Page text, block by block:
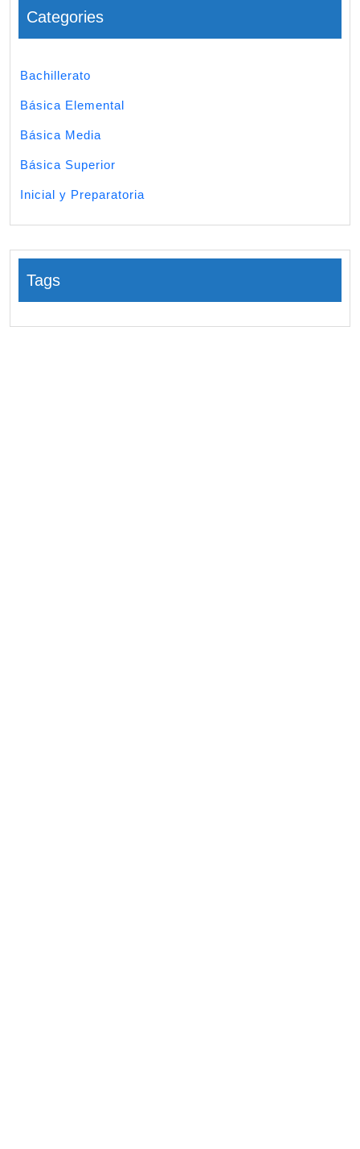
Categories
Bachillerato
Básica Elemental
Básica Media
Básica Superior
Inicial y Preparatoria
Tags